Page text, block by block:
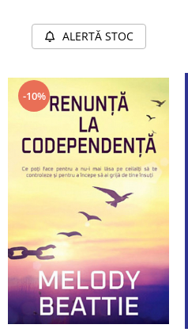
Inspiraţie divină
Vindecare spirituală
Viaţa de după moarte
Supă de pui pentru suflet
Yoga
Spiritualitate şi ştiinţă
Fără categorie
Cunoaștere
ALERTĂ STOC
-10%